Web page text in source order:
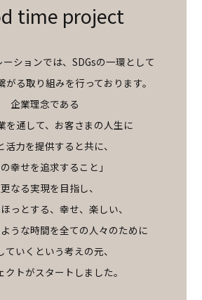
time project
ションでは、SDGsの一環として
がる取り組みを行っております。
企業理念である
を通して、お客さまの人生に
活力を提供すると共に、
幸せを追求すること」
なる実現を目指し、
っとする、幸せ、楽しい、
うな時間を全ての人々のために
ていくという考えの元、
クトがスタートしました。